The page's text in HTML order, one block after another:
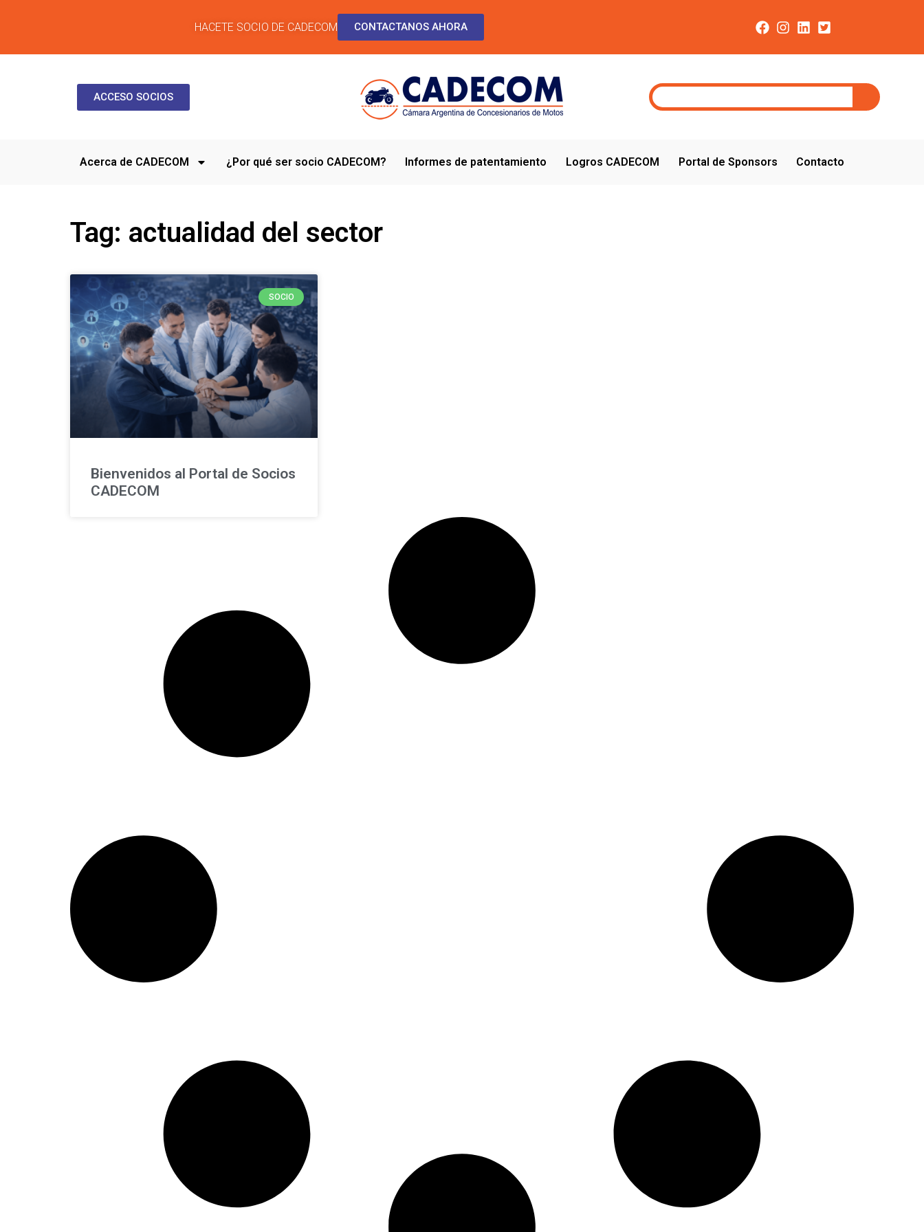
HACETE SOCIO DE CADECOM CONTACTANOS AHORA
ACCESO SOCIOS
Acerca de CADECOM ¿Por qué ser socio CADECOM? Informes de patentamiento Logros CADECOM Portal de Sponsors Contacto
Tag: actualidad del sector
SOCIO
Bienvenidos al Portal de Socios
CADECOM